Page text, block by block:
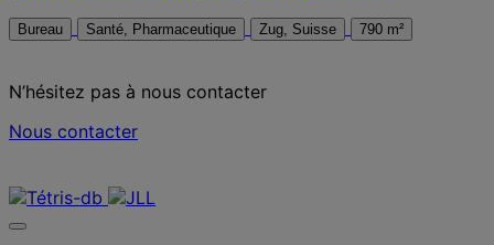
Bureau Santé, Pharmaceutique Zug, Suisse 790 m²
N’hésitez pas à nous contacter
Nous contacter